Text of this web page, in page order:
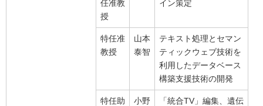
任准教
授
イン策定
特任准
教授
山本
泰智
テキスト処理とセマン
ティックウェブ技術を
利用したデータベース
構築支援技術の開発
特任助
小野
「統合TV」編集、遺伝